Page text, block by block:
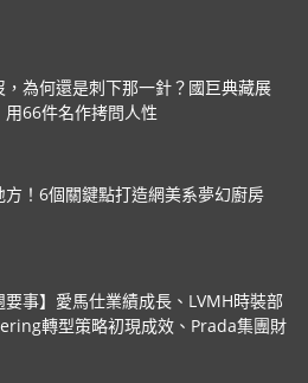
，為何還是刺下那一針？國巨典藏展
用66件名作拷問人性
方！6個關鍵點打造網美系夢幻廚房
要事】愛馬仕業績成長、LVMH時裝部
轉型策略初現成效、Prada集團財